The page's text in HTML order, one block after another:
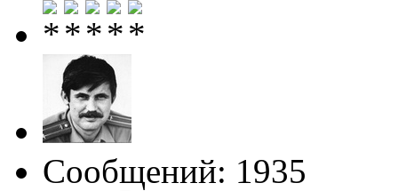
Сообщений: 1935